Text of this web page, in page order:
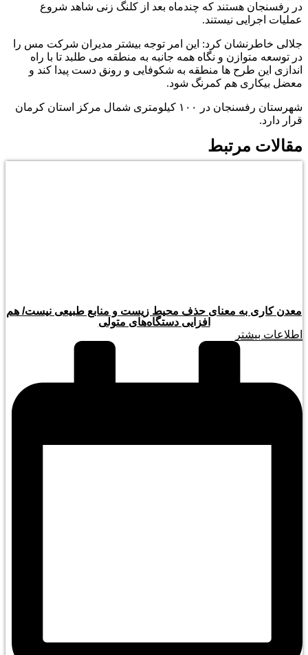
در رفسنجان هستند که چندماه بعد از کلنگ زنی شاهد شروع
عملیات اجرایی نیستند.
جلالی خاطرنشان کرد: این امر توجه بیشتر مدیران شرکت مس را
در توسعه متوازن و نگاه همه جانبه به منطقه می طلبد تا با راه
اندازی این طرح ها منطقه به شکوفایی و رونق دست پیدا کند و
معضل بیکاری هم کمرنگ شود.
شهرستان رفسنجان در ۱۰۰ کیلومتری شمال مرکز استان کرمان
قرار دارد.
مقالات مرتبط
معدن کاری به معنای حذف محیط زیست و منابع طبیعی نیست/ هم
افزایی دستگاه‌های متولی
اطلاعات بیشتر